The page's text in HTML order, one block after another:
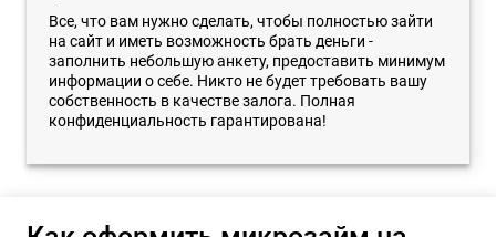
Все, что вам нужно сделать, чтобы полностью зайти
на сайт и иметь возможность брать деньги -
заполнить небольшую анкету, предоставить минимум
информации о себе. Никто не будет требовать вашу
собственность в качестве залога. Полная
конфиденциальность гарантирована!